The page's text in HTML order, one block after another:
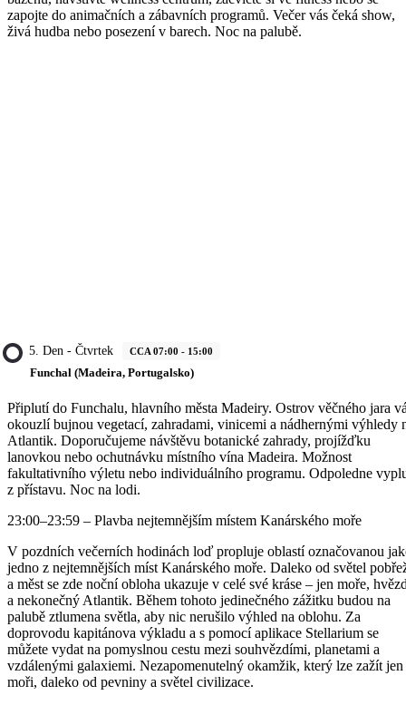
zapojte do animačních a zábavních programů. Večer vás čeká show,
živá hudba nebo posezení v barech. Noc na palubě.
5. Den - Čtvrtek CCA 07:00 - 15:00
Funchal (Madeira, Portugalsko)
Připlutí do Funchalu, hlavního města Madeiry. Ostrov věčného jara
okouzlí bujnou vegetací, zahradami, vinicemi a nádhernými výhledy
Atlantik. Doporučujeme návštěvu botanické zahrady, projížďku
lanovkou nebo ochutnávku místního vína Madeira. Možnost
fakultativního výletu nebo individuálního programu. Odpoledne
z přístavu. Noc na lodi.
23:00–23:59 – Plavba nejtemnějším místem Kanárského moře
V pozdních večerních hodinách loď propluje oblastí označovanou
jedno z nejtemnějších míst Kanárského moře. Daleko od světel
a měst se zde noční obloha ukazuje v celé své kráse – jen moře,
a nekonečný Atlantik. Během tohoto jedinečného zážitku budou na
palubě ztlumena světla, aby nic nerušilo výhled na oblohu. Za
doprovodu kapitánova výkladu a s pomocí aplikace Stellarium se
můžete vydat na pomyslnou cestu mezi souhvězdími, planetami a
vzdálenými galaxiemi. Nezapomenutelný okamžik, který lze zažít jen
moři, daleko od pevniny a světel civilizace.